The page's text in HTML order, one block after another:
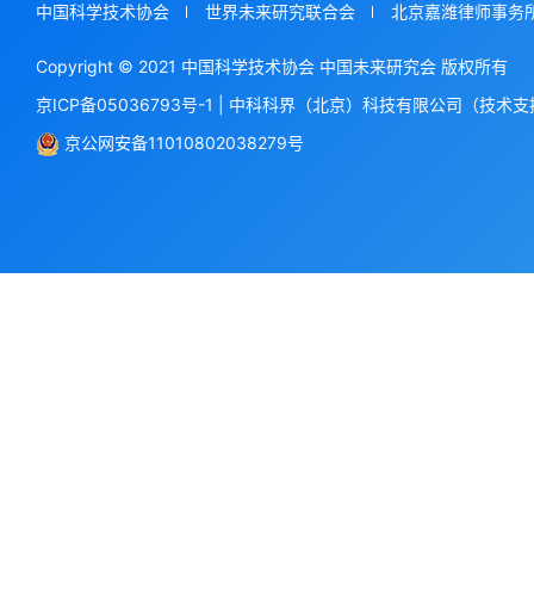
中国科学技术协会 世界未来研究联合会 北京嘉潍律师事务
Copyright © 2021 中国科学技术协会 中国未来研究会 版权所有
京ICP备05036793号-1
中科科界（北京）科技有限公司（技术支
京公网安备11010802038279号